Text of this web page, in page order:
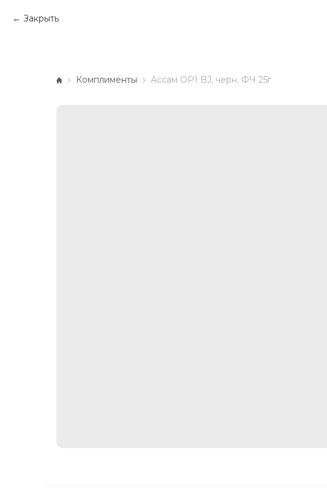
Закрыть
Комплименты Ассам OP1 BJ, черн. ФЧ 25г